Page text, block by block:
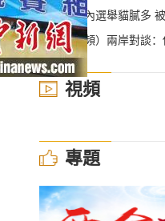
•民進黨內選舉貓膩多
•（附視頻）兩岸對談：借疫謀“獨
視頻
專題